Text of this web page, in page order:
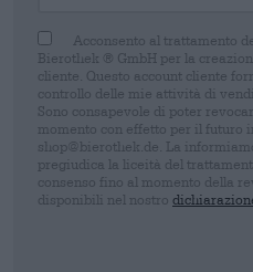
Acconsento al trattamento
Bierothek ® GmbH per la
cliente. Questo account cliente
controllo delle mie attività di
Sono consapevole di poter
momento con effetto per il futuro
shop@bierothek.de. La
pregiudica la liceità del
consenso fino al momento della
disponibili nel nostro